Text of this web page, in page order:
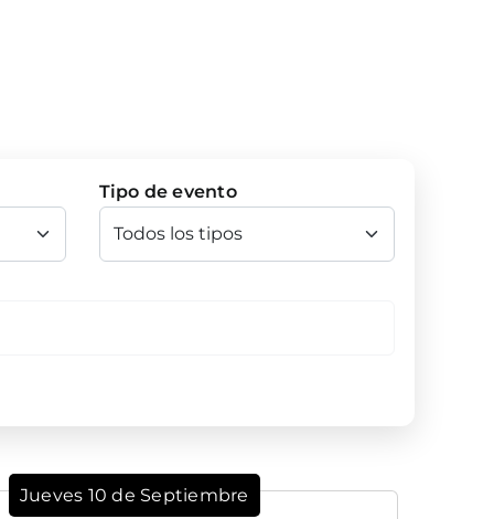
Tipo de evento
Jueves 10 de Septiembre